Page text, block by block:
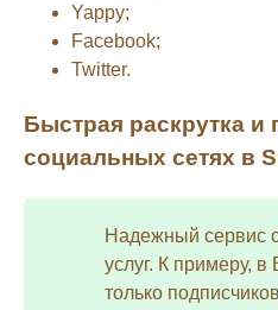
Yappy;
Facebook;
Twitter.
Быстрая раскрутка и
социальных сетях в
Надежный сервис
услуг. К примеру,
только